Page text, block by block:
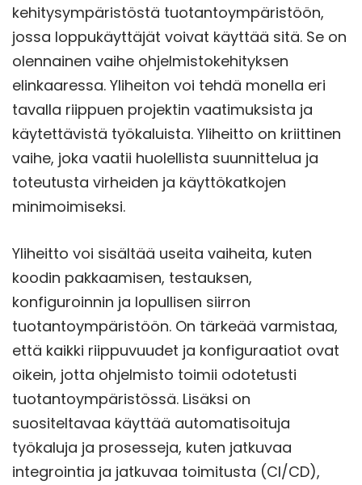
kehitysympäristöstä tuotantoympäristöön,
jossa loppukäyttäjät voivat käyttää sitä. Se on
olennainen vaihe ohjelmistokehityksen
elinkaaressa. Yliheiton voi tehdä monella eri
tavalla riippuen projektin vaatimuksista ja
käytettävistä työkaluista. Yliheitto on kriittinen
vaihe, joka vaatii huolellista suunnittelua ja
toteutusta virheiden ja käyttökatkojen
minimoimiseksi.
Yliheitto voi sisältää useita vaiheita, kuten
koodin pakkaamisen, testauksen,
konfiguroinnin ja lopullisen siirron
tuotantoympäristöön. On tärkeää varmistaa,
että kaikki riippuvuudet ja konfiguraatiot ovat
oikein, jotta ohjelmisto toimii odotetusti
tuotantoympäristössä. Lisäksi on
suositeltavaa käyttää automatisoituja
työkaluja ja prosesseja, kuten jatkuvaa
integrointia ja jatkuvaa toimitusta (CI/CD),